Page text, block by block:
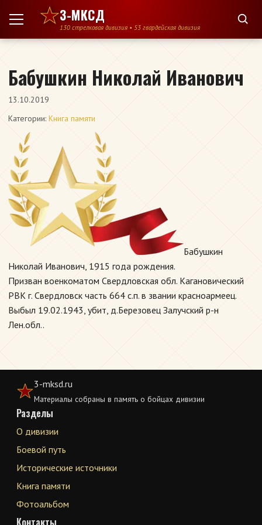
Перейти к содержимому
3-МКСД
130 стрелковая дивизия • 53 гвардейская дивизия
Бабушкин Николай Иванович
13.10.2019
Категории: Книга памяти
Бабушкин
Николай Иванович, 1915 года рождения.
Призван военкоматом Свердловская обл. Кагановический
РВК г. Свердловск часть 664 с.п. в звании красноармеец.
Выбыл 19.02.1943, убит, д.Березовец Залучский р-н
Лен.обл..
3-mksd.ru
Материалы собраны в память о бойцах дивизии
Разделы
О дивизии
Боевой путь
Исторические источники
Книга памяти
Фотоальбом
Контакты